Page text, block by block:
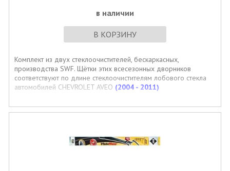
в наличии
В КОРЗИНУ
Комплект из двух стеклоочистителей, бескаркасных,
производства SWF. Щётки этих всесезонных дворников
соответствуют по длине стеклоочистителям лобового стекла
автомобилей CHEVROLET AVEO (2004 - 2011)